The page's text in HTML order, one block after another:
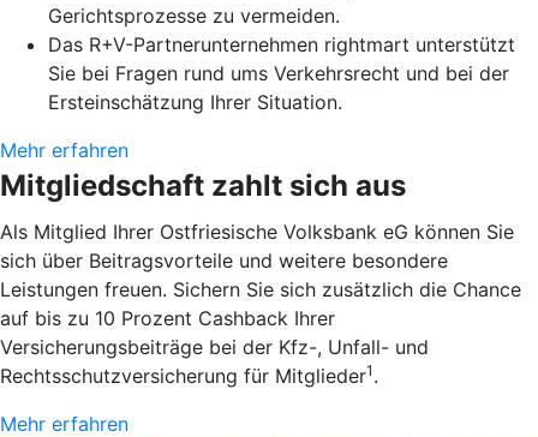
Gerichtsprozesse zu vermeiden.
Das R+V-Partnerunternehmen rightmart unterstützt
Sie bei Fragen rund ums Verkehrsrecht und bei der
Ersteinschätzung Ihrer Situation.
Mehr erfahren
Mitgliedschaft zahlt sich aus
Als Mitglied Ihrer Ostfriesische Volksbank eG können Sie
sich über Beitragsvorteile und weitere besondere
Leistungen freuen. Sichern Sie sich zusätzlich die Chance
auf bis zu 10 Prozent Cashback Ihrer
Versicherungsbeiträge bei der Kfz-, Unfall- und
Rechtsschutzversicherung für Mitglieder1 .
Mehr erfahren